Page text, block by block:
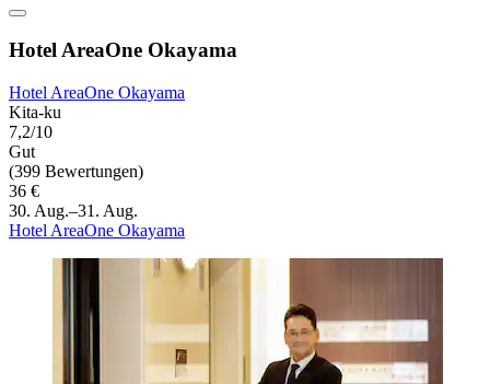
Hotel AreaOne Okayama
Hotel AreaOne Okayama
Kita-ku
7,2/10
Gut
(399 Bewertungen)
36 €
30. Aug.–31. Aug.
Hotel AreaOne Okayama